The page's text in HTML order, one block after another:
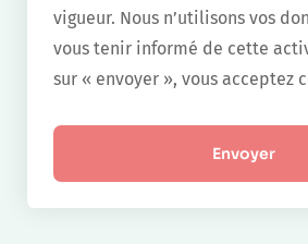
vigueur. Nous n’utilisons vos
vous tenir informé de cette
sur « envoyer », vous acceptez